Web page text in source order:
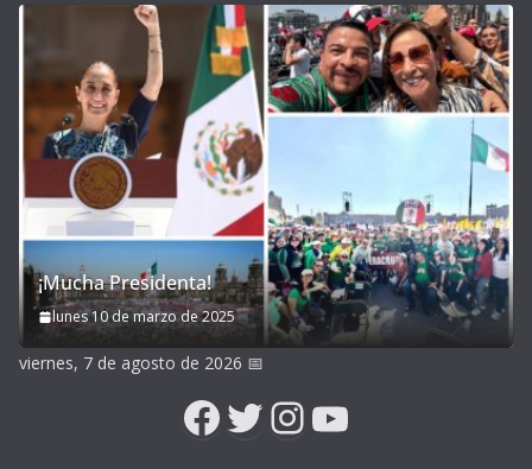
¡Mucha Presidenta!
lunes 10 de marzo de 2025
viernes, 7 de agosto de 2026 📅
Facebook
Twitter
Instagram
YouTube